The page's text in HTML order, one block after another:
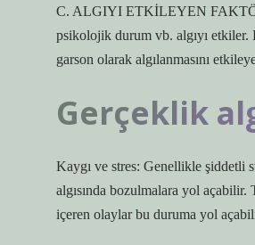
C. ALGIYI ETKİLEYEN
psikolojik durum vb. algıyı
garson olarak algılanmasını
Gerçeklik
Kaygı ve stres: Genellikle şiddetli
algısında bozulmalara yol
içeren olaylar bu duruma yol